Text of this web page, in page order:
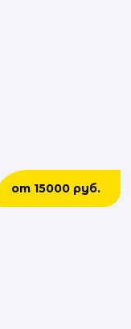
от 15000 руб.